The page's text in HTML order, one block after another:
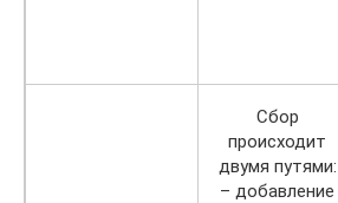
Сбор
происходит
двумя путями:
– добавление